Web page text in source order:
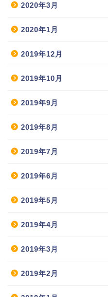
2020年3月
2020年1月
2019年12月
2019年10月
2019年9月
2019年8月
2019年7月
2019年6月
2019年5月
2019年4月
2019年3月
2019年2月